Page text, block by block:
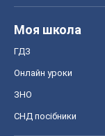
Моя школа
ГДЗ
Онлайн уроки
ЗНО
СНД посібники